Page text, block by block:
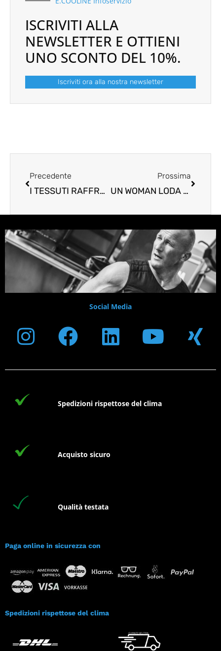
ISCRIVITI ALLA
NEWSLETTER E OTTIENI
UNO SCONTO DEL 10%.
Iscriviti ora alla nostra newsletter
Precedente
I TESSUTI RAFFREDDANTI POSSONO SOSTITUIRE L’ARIA CONDIZIONATA?
Prossima
UN WOMAN LODA L’IMPRENDITORIALITÀ FEMMINILE DI ULMER
Social Media
Instagram
Facebook
Linkedin
Spedizioni rispettose del clima
Acquisto sicuro
Qualità testata
Paga online in sicurezza con
Spedizioni rispettose del clima